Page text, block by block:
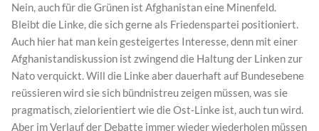
Nein, auch für die Grünen ist Afghanistan eine Minenfeld.
Bleibt die Linke, die sich gerne als Friedenspartei positioniert.
Auch hier hat man kein gesteigertes Interesse, denn mit einer
Afghanistandiskussion ist zwingend die Haltung der Linken zur
Nato verquickt. Will die Linke aber dauerhaft auf Bundesebene
reüssieren wird sie sich bündnistreu zeigen müssen, was sie
pragmatisch, zielorientiert wie die Ost-Linke ist, auch tun wird.
Aber im Verlauf der Debatte immer wieder wiederholen müssen